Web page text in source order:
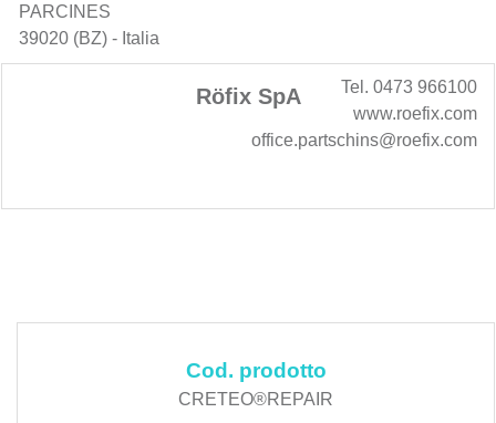
Röfix SpA
PARCINES
39020 (BZ) - Italia
Tel. 0473 966100
www.roefix.com
office.partschins@roefix.com
Cod. prodotto
CRETEO®REPAIR